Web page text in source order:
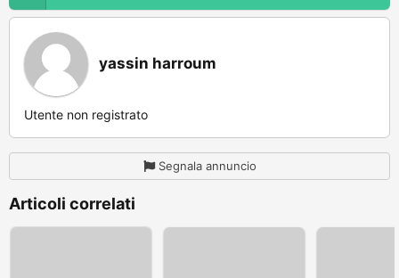
yassin harroum
Utente non registrato
Segnala annuncio
Articoli correlati